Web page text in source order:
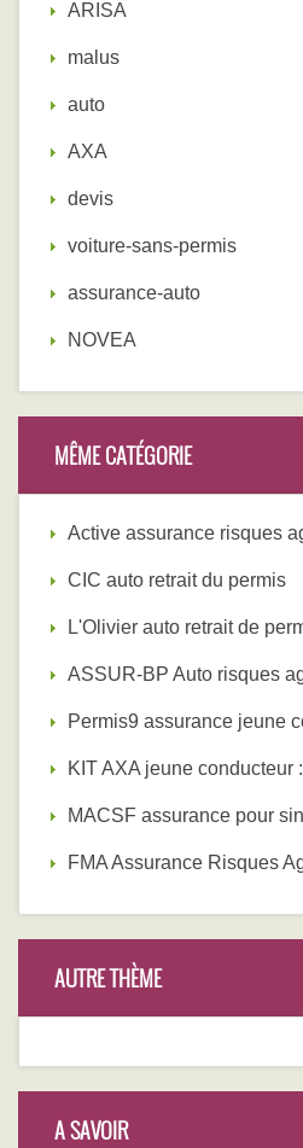
ARISA
malus
auto
AXA
devis
voiture-sans-permis
assurance-auto
NOVEA
MÊME CATÉGORIE
Active assurance risques
CIC auto retrait du permis
L'Olivier auto retrait de
ASSUR-BP Auto risques
Permis9 assurance jeune
KIT AXA jeune conducteur :
MACSF assurance pour
FMA Assurance Risques
AUTRE THÈME
A SAVOIR